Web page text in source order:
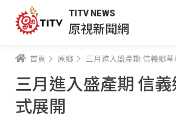
TITV NEWS
原視新聞網
首頁 原鄉 三月進入盛產期 信義鄉
三月進入盛產期 信
式展開